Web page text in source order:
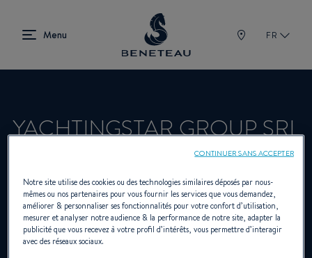
FR
YACHTINGSTAR GROUP SRL
Concessionnaire Voiliers, First pour
BENETEAU
Notre site utilise des cookies ou des technologies similaires déposés par nous-
mêmes ou nos partenaires pour vous fournir les services que vous demandez,
améliorer & personnaliser ses fonctionnalités pour votre confort d’utilisation,
mesurer et analyser notre audience & la performance de notre site, adapter la
publicité que vous recevez à votre profil d’intérêts, vous permettre d’interagir
avec des réseaux sociaux.
CONTINUER SANS ACCEPTER